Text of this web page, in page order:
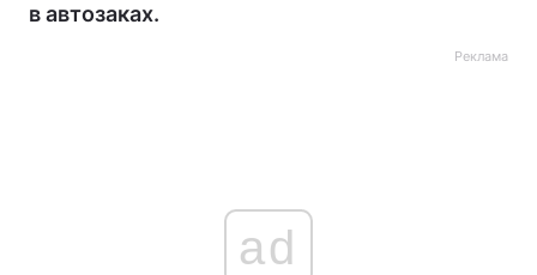
в автозаках.
Реклама
ad